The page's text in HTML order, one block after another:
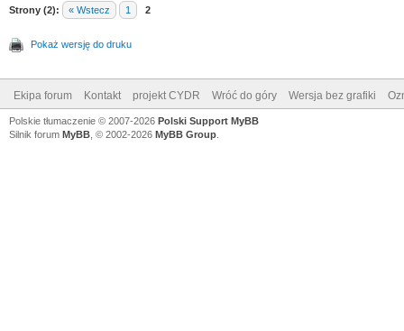
Strony (2): « Wstecz 1 2
Pokaż wersję do druku
Ekipa forum Kontakt projekt CYDR Wróć do góry Wersja bez grafiki
Polskie tłumaczenie © 2007-2026 Polski Support MyBB
Silnik forum MyBB , © 2002-2026 MyBB Group